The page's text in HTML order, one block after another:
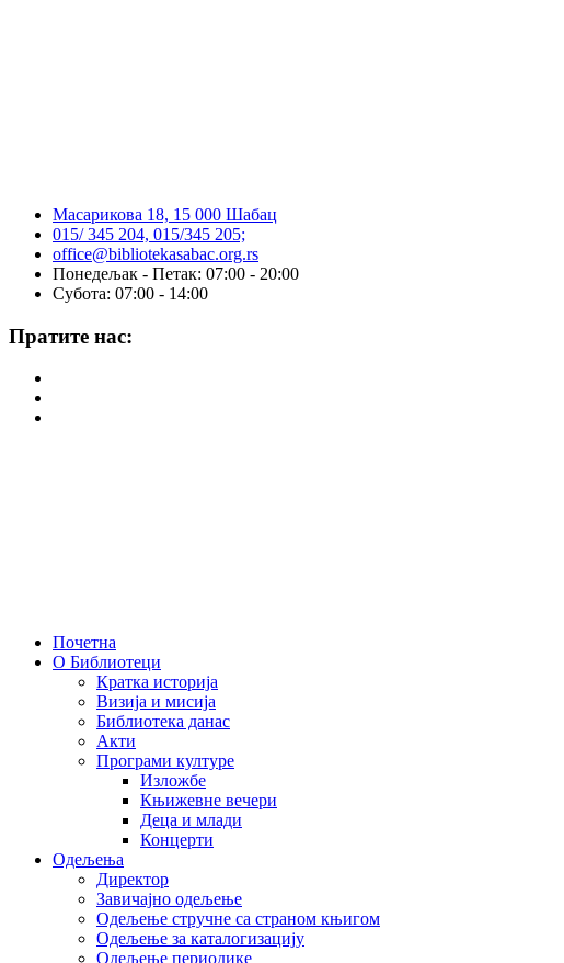
Масарикова 18, 15 000 Шабац
015/ 345 204, 015/345 205;
office@bibliotekasabac.org.rs
Понедељак - Петак: 07:00 - 20:00
Субота: 07:00 - 14:00
Пратите нас:
Почетна
О Библиотеци
Кратка историја
Визија и мисија
Библиотека данас
Акти
Програми културе
Изложбе
Књижевне вечери
Деца и млади
Концерти
Одељења
Директор
Завичајно одељење
Одељење стручне са страном књигом
Одељење за каталогизацију
Одељење периодике